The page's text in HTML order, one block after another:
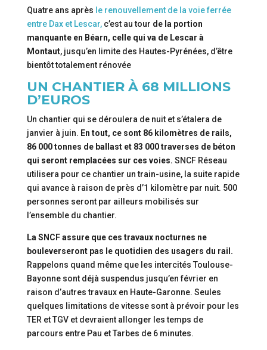
Quatre ans après le renouvellement de la voie ferrée
entre Dax et Lescar,c’est au tour de la portion
manquante en Béarn, celle qui va de Lescar à
Montaut, jusqu’en limite des Hautes-Pyrénées, d’être
bientôt totalement rénovée
UN CHANTIER À 68 MILLIONS
D’EUROS
Un chantier qui se déroulera de nuit et s’étalera de
janvier à juin. En tout, ce sont 86 kilomètres de rails,
86 000 tonnes de ballast et 83 000 traverses de béton
qui seront remplacées sur ces voies. SNCF Réseau
utilisera pour ce chantier un train-usine, la suite rapide
qui avance à raison de près d’1 kilomètre par nuit. 500
personnes seront par ailleurs mobilisés sur
l’ensemble du chantier.
La SNCF assure que ces travaux nocturnes ne
bouleverseront pas le quotidien des usagers du rail.
Rappelons quand même que les intercités Toulouse-
Bayonne sont déjà suspendus jusqu’en février en
raison d’autres travaux en Haute-Garonne. Seules
quelques limitations de vitesse sont à prévoir pour les
TER et TGV et devraient allonger les temps de
parcours entre Pau et Tarbes de 6 minutes.